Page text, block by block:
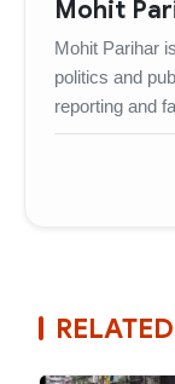
Mohit
Mohit Parihar
politics and
reporting and
RELATED